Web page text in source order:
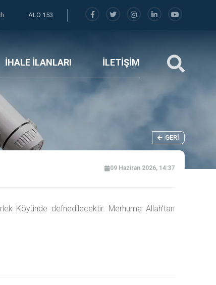
ALO 153
İHALE İLANLARI İLETİŞİM
GERI
09 Haziran 2026, 14:37
Köyünde defnedilecektir. Merhuma Allah'tan